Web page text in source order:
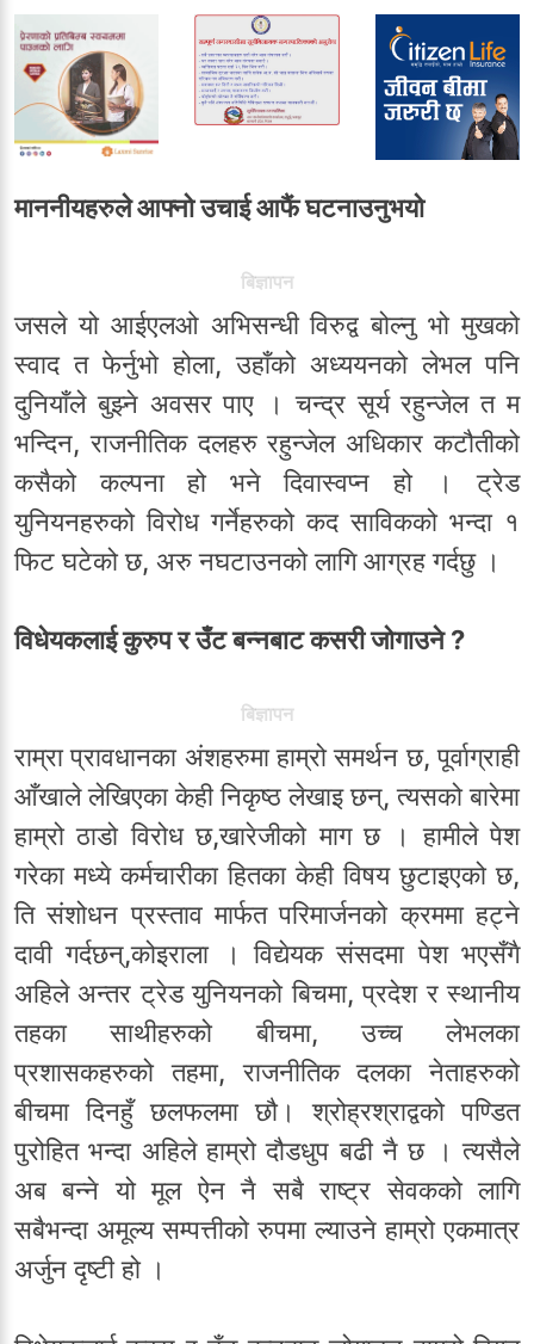
माननीयहरुले आफ्नो उचाई आफैं घटनाउनुभयो
बिज्ञापन
जसले यो आईएलओ अभिसन्धी विरुद्व बोल्नु भो मुखको
स्वाद त फेर्नुभो होला, उहाँको अध्ययनको लेभल पनि
दुनियाँले बुझ्ने अवसर पाए । चन्द्र सूर्य रहुन्जेल त म
भन्दिन, राजनीतिक दलहरु रहुन्जेल अधिकार कटौतीको
कसैको कल्पना हो भने दिवास्वप्न हो । ट्रेड
युनियनहरुको विरोध गर्नेहरुको कद साविकको भन्दा १
फिट घटेको छ, अरु नघटाउनको लागि आग्रह गर्दछु ।
विधेयकलाई कुरुप र उँट बन्नबाट कसरी जोगाउने ?
बिज्ञापन
राम्रा प्रावधानका अंशहरुमा हाम्रो समर्थन छ, पूर्वाग्राही
आँखाले लेखिएका केही निकृष्ठ लेखाइ छन्, त्यसको बारेमा
हाम्रो ठाडो विरोध छ,खारेजीको माग छ । हामीले पेश
गरेका मध्ये कर्मचारीका हितका केही विषय छुटाइएको छ,
ति संशोधन प्रस्ताव मार्फत परिमार्जनको क्रममा हट्ने
दावी गर्दछन्,कोइराला । विद्येयक संसदमा पेश भएसँगै
अहिले अन्तर ट्रेड युनियनको बिचमा, प्रदेश र स्थानीय
तहका साथीहरुको बीचमा, उच्च लेभलका
प्रशासकहरुको तहमा, राजनीतिक दलका नेताहरुको
बीचमा दिनहुँ छलफलमा छौ। श्रोह्रश्राद्वको पण्डित
पुरोहित भन्दा अहिले हाम्रो दौडधुप बढी नै छ । त्यसैले
अब बन्ने यो मूल ऐन नै सबै राष्ट्र सेवकको लागि
सबैभन्दा अमूल्य सम्पत्तीको रुपमा ल्याउने हाम्रो एकमात्र
अर्जुन दृष्टी हो ।